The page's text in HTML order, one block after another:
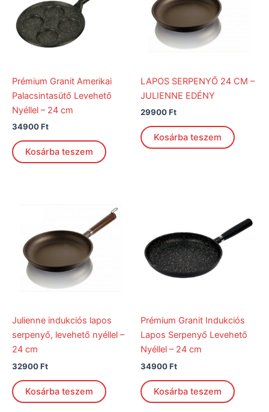
Prémium Granit Amerikai
Palacsintasütő Levehető
Nyéllel – 24 cm
34900Ft
Kosárba teszem
LAPOS SERPENYŐ 24 CM –
JULIENNE EDÉNY
29900Ft
Kosárba teszem
Julienne indukciós lapos
serpenyő, levehető nyéllel –
24 cm
32900Ft
Kosárba teszem
Prémium Granit Indukciós
Lapos Serpenyő Levehető
Nyéllel – 24 cm
34900Ft
Kosárba teszem